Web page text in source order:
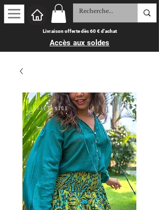
Livraison offerte dès 60 € d'achat
Accès aux soldes